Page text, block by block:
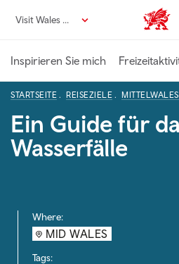
zumVisit Wales DE
Inspirieren Sie mich
STARTSEITE REISEZIELE MITTELWALES
Ein Guide für
Wasserfälle
Where:
MID WALES
Tags: